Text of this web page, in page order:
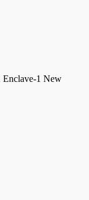
Enclave-1 New